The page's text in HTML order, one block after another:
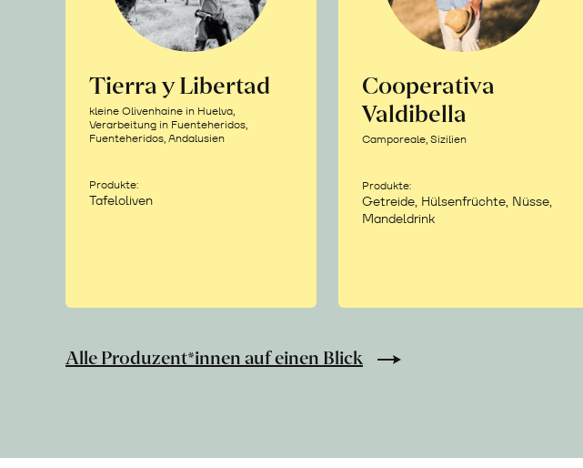
Tierra y Libertad
kleine Olivenhaine in Huelva,
Verarbeitung in Fuenteheridos,
Fuenteheridos, Andalusien
Produkte:
Tafeloliven
Cooperativa
Valdibella
Camporeale, Sizilien
Produkte:
Getreide, Hülsenfrüchte, Nüsse,
Mandeldrink
Alle Produzent*innen auf einen Blick